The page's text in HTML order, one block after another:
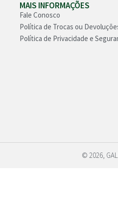
MAIS INFORMAÇÕES
Fale Conosco
Política de Trocas ou
Política de Privacidade e
© 2026,